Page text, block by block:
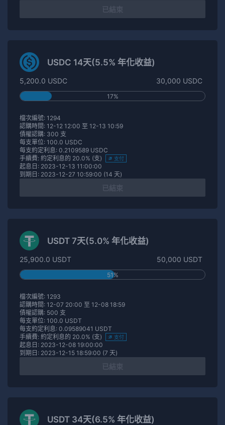
USDC 14天(5.5% 年化收益)
5,200.0 USDC 30,000 USDC
17%
檔次編號: 1294
認購時間: 12-12 12:00 至 12-13 10:59
債權認購: 300 支
每支單位: 100.0 USDC
每支約定利息: 0.2109589 USDC
手續費: 約定利息的 20.0% (支)
支付
起息日: 2023-12-13 11:00:00
到期日: 2023-12-27 10:59:00 (14 天)
USDT 7天(5.0% 年化收益)
25,900.0 USDT 50,000 USDT
51%
檔次編號: 1293
認購時間: 12-07 20:00 至 12-08 18:59
債權認購: 500 支
每支單位: 100.0 USDT
每支約定利息: 0.09589041 USDT
手續費: 約定利息的 20.0% (支)
支付
起息日: 2023-12-08 19:00:00
到期日: 2023-12-15 18:59:00 (7 天)
USDT 34天(6.5% 年化收益)